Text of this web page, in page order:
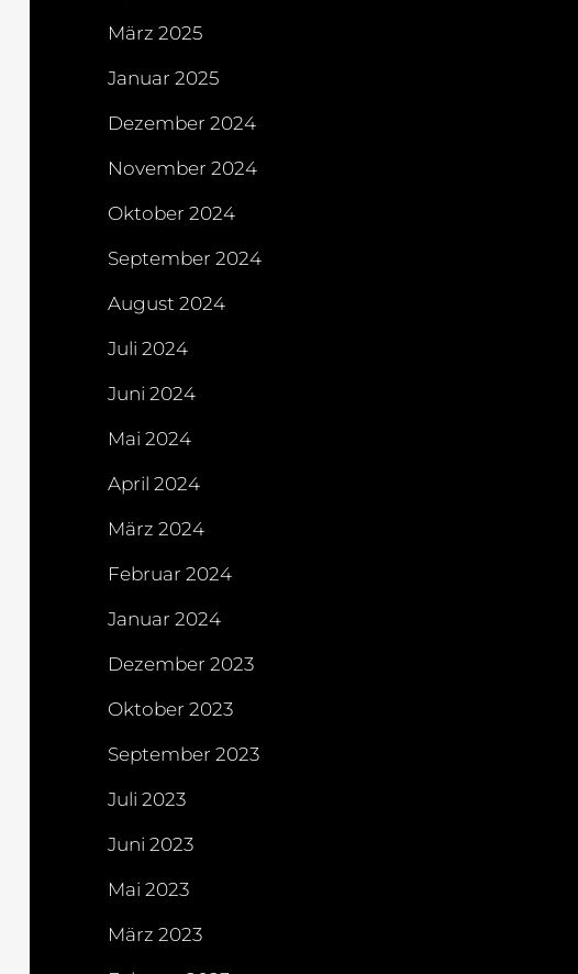
März 2025
Januar 2025
Dezember 2024
November 2024
Oktober 2024
September 2024
August 2024
Juli 2024
Juni 2024
Mai 2024
April 2024
März 2024
Februar 2024
Januar 2024
Dezember 2023
Oktober 2023
September 2023
Juli 2023
Juni 2023
Mai 2023
März 2023